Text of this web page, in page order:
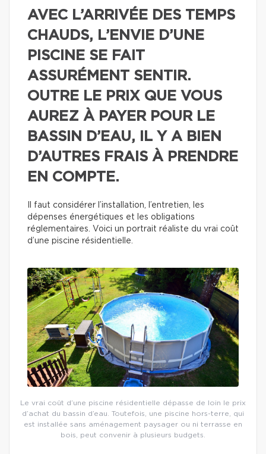
AVEC L’ARRIVÉE DES TEMPS
CHAUDS, L’ENVIE D’UNE
PISCINE SE FAIT
ASSURÉMENT SENTIR.
OUTRE LE PRIX QUE VOUS
AUREZ À PAYER POUR LE
BASSIN D’EAU, IL Y A BIEN
D’AUTRES FRAIS À PRENDRE
EN COMPTE.
Il faut considérer l’installation, l’entretien, les
dépenses énergétiques et les obligations
réglementaires. Voici un portrait réaliste du vrai coût
d’une piscine résidentielle.
Le vrai coût d’une piscine résidentielle dépasse de loin le prix
d’achat du bassin d’eau. Toutefois, une piscine hors-terre, qui
est installée sans aménagement paysager ou ni terrasse en
bois, peut convenir à plusieurs budgets.